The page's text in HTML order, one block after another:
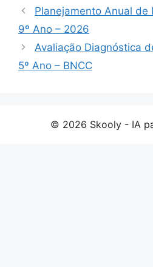
Planejamento Anual de
9º Ano – 2026
Avaliação Diagnóstica
5º Ano – BNCC
© 2026 Skooly - IA